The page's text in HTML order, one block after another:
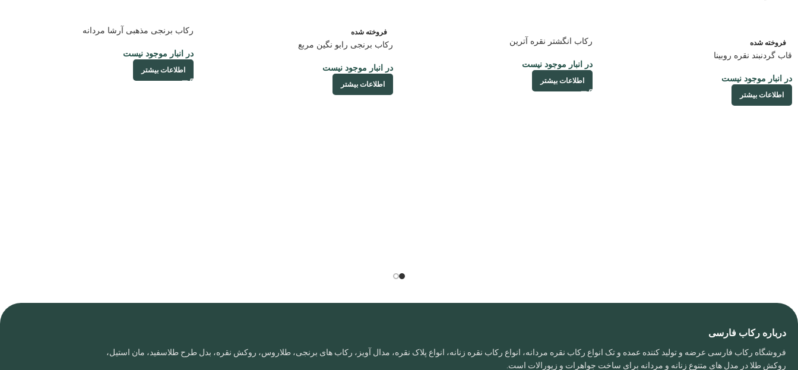
فروخته شده
قاب گردنبند نقره روبینا
در انبار موجود نیست
اطلاعات بیشتر
رکاب انگشتر نقره آترین
در انبار موجود نیست
اطلاعات بیشتر
فروخته شده
رکاب برنجی رابو نگین مربع
در انبار موجود نیست
اطلاعات بیشتر
رکاب برنجی مذهبی آرشا مردانه
در انبار موجود نیست
اطلاعات بیشتر
درباره رکاب فارسی
فروشگاه رکاب فارسی عرضه و تولید کننده عمده و تک انواع رکاب نقره مردانه، انواع رکاب نقره زنانه، انواع پلاک نقره، مدال آویز، رکاب های برنجی، طلاروس، روکش نقره، بدل طرح طلاسفید، مان استیل،
روکش طلا در مدل های متنوع زنانه و مردانه برای ساخت جواهرات و زیورالات است.